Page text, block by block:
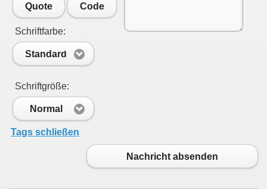
Quote Code
Schriftfarbe:
Standard
Schriftgröße:
Normal
Tags schließen
Nachricht absenden